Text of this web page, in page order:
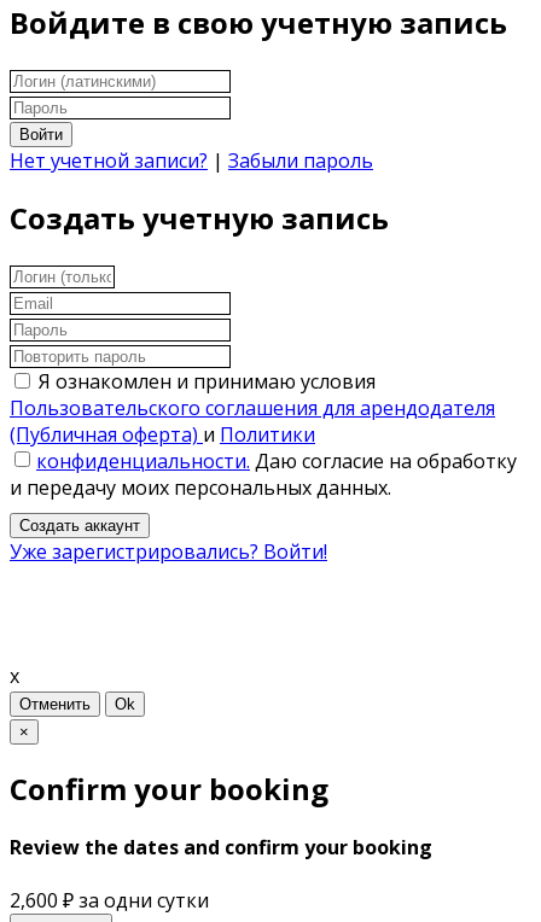
Войдите в свою учетную запись
Войти
Нет учетной записи? | Забыли пароль
Создать учетную запись
Я ознакомлен и принимаю условия
Пользовательского соглашения для арендодателя
(Публичная оферта) и Политики
конфиденциальности. Даю согласие на обработку
и передачу моих персональных данных.
Создать аккаунт
Уже зарегистрировались? Войти!
x
Отменить
Ok
×
Confirm your booking
Review the dates and confirm your booking
2,600 ₽за одни сутки